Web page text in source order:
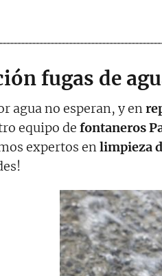
fugas de
agua no esperan, y en
equipo de fontaneros
expertos enlimpieza